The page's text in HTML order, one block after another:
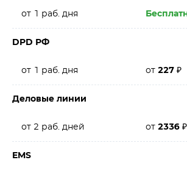
от 1 раб. дня
DPD РФ
от 1 раб. дня от 227 ₽
Деловые линии
от 2 раб. дней от 2336 ₽
EMS